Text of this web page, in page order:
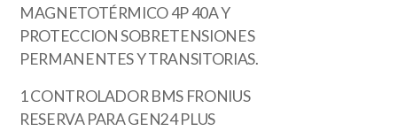
MAGNETOTÉRMICO 4P 40A Y
PROTECCION SOBRETENSIONES
PERMANENTES Y TRANSITORIAS.
1 CONTROLADOR BMS FRONIUS
RESERVA PARA GEN24 PLUS